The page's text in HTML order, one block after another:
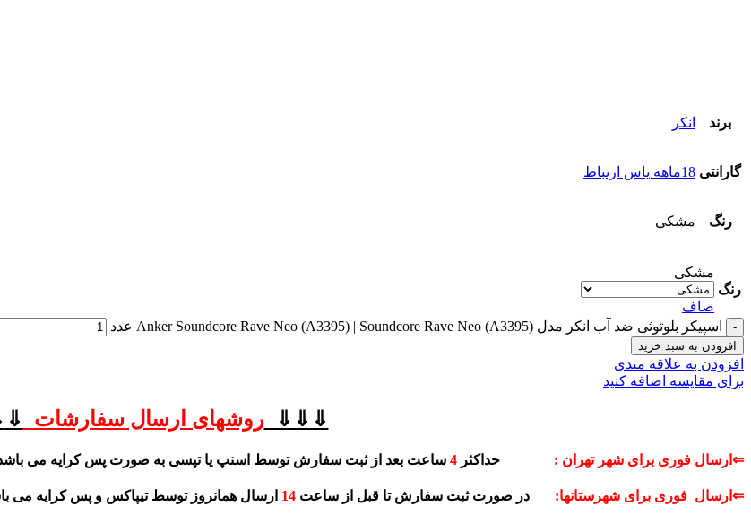
برند انکر
گارانتی 18ماهه یاس ارتباط
رنگ مشکی
رنگ
مشکی
صاف
اسپیکر بلوتوثی ضد آب انکر مدل Anker Soundcore Rave Neo (A3395) | Soundcore Rave Neo (A3395) عدد
افزودن به سبد خرید
افزودن به علاقه مندی
برای مقایسه اضافه کنید
⇓⇓⇓روشهای ارسال سفارشات ⇓
⇐ارسال فوری برای شهر تهران : حداکثر 4 ساعت بعد از ثبت سفارش توسط اسنپ یا تپسی به صورت پس کرایه می
⇐ارسال فوری برای شهرستانها: در صورت ثبت سفارش تا قبل از ساعت 14 ارسال همانروز توسط تیپاکس و پس کرایه می